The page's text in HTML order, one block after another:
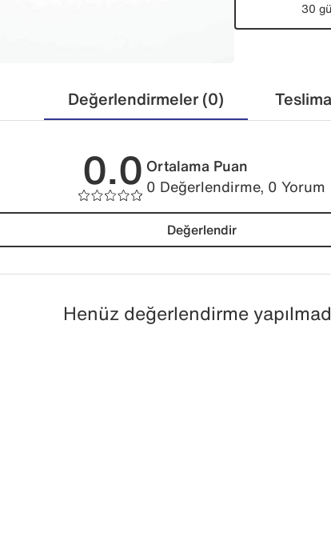
30
Değerlendirmeler (0)
0.0 Ortalama Puan
0 Değerlendirme, 0 Yorum
Değerlendir
Henüz değerlendirme